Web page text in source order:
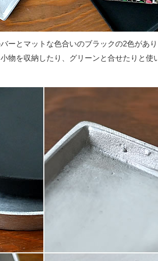
ーとマットな色合いのブラックの2色があ
物を収納したり、グリーンと合せたりと使